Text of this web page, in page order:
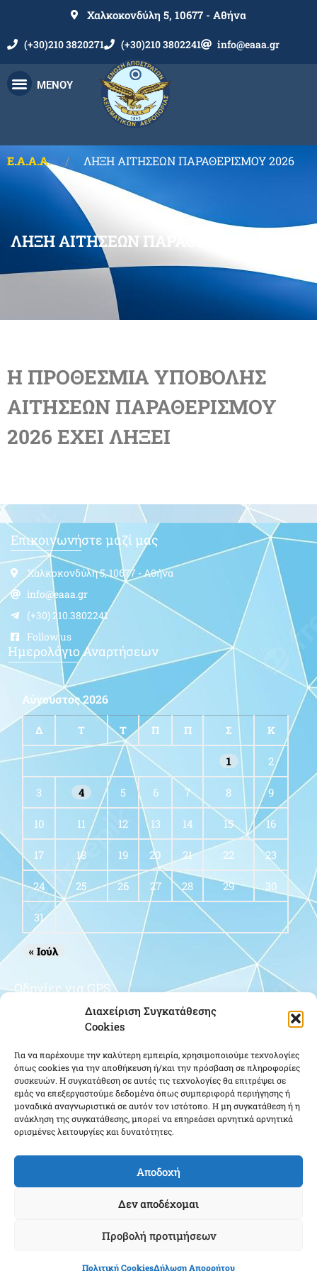
Διαχείριση Συγκατάθεσης
Cookies
Για να παρέχουμε την καλύτερη εμπειρία, χρησιμοποιούμε τεχνολογίες
όπως cookies για την αποθήκευση ή/και την πρόσβαση σε πληροφορίες
συσκευών. Η συγκατάθεση σε αυτές τις τεχνολογίες θα επιτρέψει σε
εμάς να επεξεργαστούμε δεδομένα όπως συμπεριφορά περιήγησης ή
μοναδικά αναγνωριστικά σε αυτόν τον ιστότοπο. Η μη συγκατάθεση ή η
ανάκληση της συγκατάθεσης, μπορεί να επηρεάσει αρνητικά αρνητικά
ορισμένες λειτουργίες και δυνατότητες.
Αποδοχή
Δεν αποδέχομαι
Προβολή προτιμήσεων
Πολιτική CookiesΔήλωση Απορρήτου
Χαλκοκονδύλη 5, 10677 - Αθήνα
(+30)210 3820271 (+30)210 3802241 info@eaaa.gr
ΜΕΝΟΥ
Ε.Α.Α.Α. ΛΗΞΗ ΑΙΤΗΣΕΩΝ ΠΑΡΑΘΕΡΙΣΜΟΥ 2026
ΛΗΞΗ ΑΙΤΗΣΕΩΝ ΠΑΡΑΘΕΡΙΣΜΟΥ 2026
Η ΠΡΟΘΕΣΜΙΑ ΥΠΟΒΟΛΗΣ
ΑΙΤΗΣΕΩΝ ΠΑΡΑΘΕΡΙΣΜΟΥ
2026 ΕΧΕΙ ΛΗΞΕΙ
Επικοινωνήστε μαζί μας
Χαλκοκονδύλη 5, 10677 - Αθήνα
info@eaaa.gr
(+30) 210.3802241
Follow us
Ημερολόγιο Αναρτήσεων
Αύγουστος 2026
Δ Τ Τ Π Π Σ Κ
1 2
3 4 5 6 7 8 9
10 11 12 13 14 15 16
17 18 19 20 21 22 23
24 25 26 27 28 29 30
31
« Ιούλ
Οδηγίες για GPS
Κάντε κλικ για να αποδεχτείτε cookies
εμπορικής προώθησης και να